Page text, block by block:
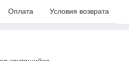
Оплата Условия возврата